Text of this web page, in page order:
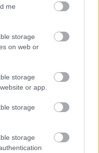
me
storage
on web or
storage
or app.
storage
storage
razlogom. Ova
i daje ujednačeno